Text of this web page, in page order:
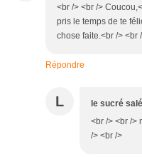
<br /> <br />
pris le temps de te
chose faite.<br /> <br
Répondre
L le sucré
<br /> <br />
/> <br />